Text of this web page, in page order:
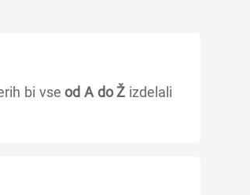
bi vseod A do Ž izdelali